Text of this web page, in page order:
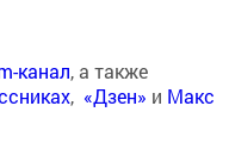
канал, а также
, «Дзен» и Макс